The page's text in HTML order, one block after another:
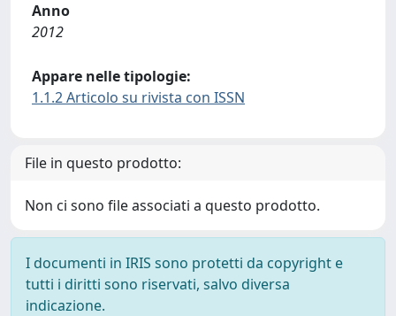
Anno
2012
Appare nelle tipologie:
1.1.2 Articolo su rivista con ISSN
File in questo prodotto:
Non ci sono file associati a questo prodotto.
I documenti in IRIS sono protetti da copyright e
tutti i diritti sono riservati, salvo diversa
indicazione.